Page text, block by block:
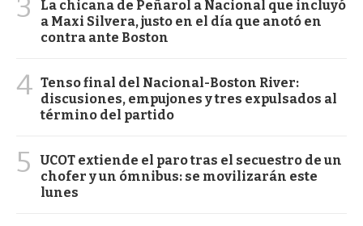
3
La chicana de Peñarol a Nacional que incluyó
a Maxi Silvera, justo en el día que anotó en
contra ante Boston
4 Tenso final del Nacional-Boston River:
discusiones, empujones y tres expulsados al
término del partido
5
UCOT extiende el paro tras el secuestro de un
chofer y un ómnibus: se movilizarán este
lunes